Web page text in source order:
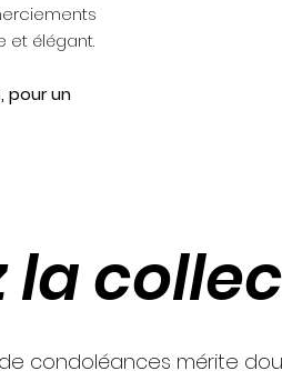
et élégant.
pour un
la
condoléances mérite